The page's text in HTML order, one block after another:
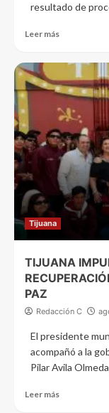
resultado de
Leer más
Tijuana
TIJUANA
PAZ
Redacción C
El presidente
acompañó a la
Pilar Avila
Leer más